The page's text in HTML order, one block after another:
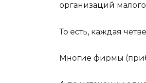
организаций
То есть, каждая
Многие фирмы